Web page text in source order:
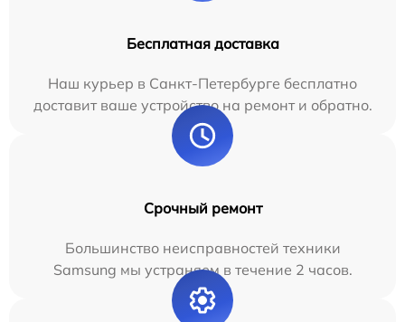
Бесплатная доставка
Наш курьер в Санкт-Петербурге бесплатно
доставит ваше устройство на ремонт и обратно.
Срочный ремонт
Большинство неисправностей техники
Samsung мы устраняем в течение 2 часов.